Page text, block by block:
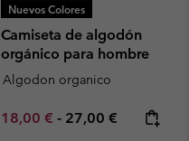
Nuevos Colores
Camiseta de algodón
orgánico para hombre
Algodon organico
Minimum sale price:
18,00 € - Maximum price:
27,00 €